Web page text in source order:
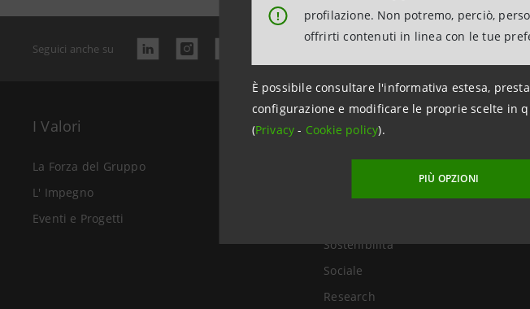
!
profilazione. Non potremo, perciò,
offrirti contenuti in linea con le tue
È possibile consultare l'informativa estesa,
configurazione e modificare le proprie scelte in
(Privacy- Cookie policy).
PIÙ OPZIONI
Seguici anche su
I Valori
La Forza del Gruppo
L' Impegno
Eventi e Progetti
Il Gruppo
Sostenibilità
Sociale
Research